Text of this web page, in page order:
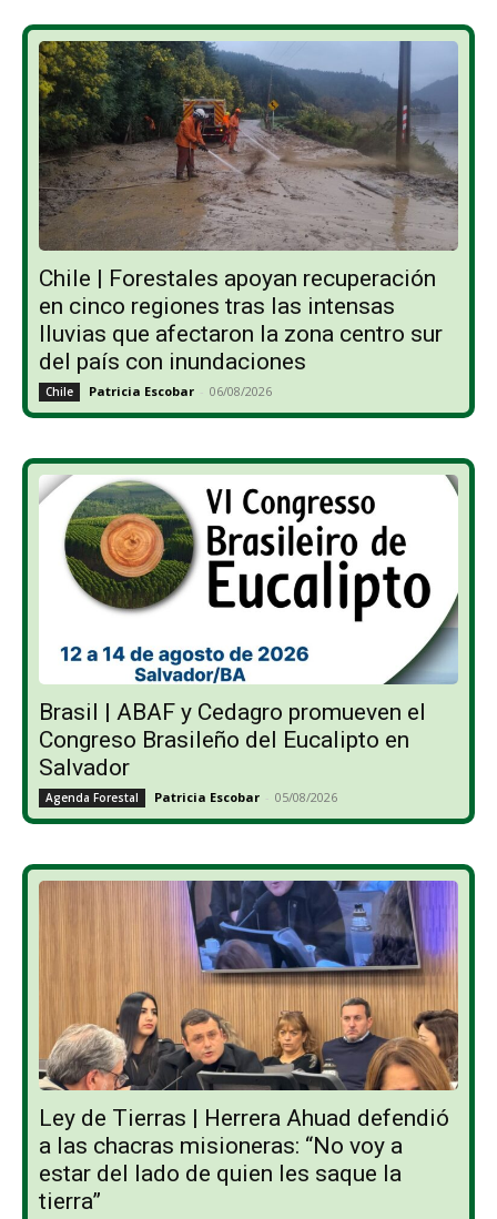
Chile | Forestales apoyan recuperación
en cinco regiones tras las intensas
lluvias que afectaron la zona centro sur
del país con inundaciones
Chile Patricia Escobar - 06/08/2026
Brasil | ABAF y Cedagro promueven el
Congreso Brasileño del Eucalipto en
Salvador
Agenda Forestal Patricia Escobar - 05/08/2026
Ley de Tierras | Herrera Ahuad defendió
a las chacras misioneras: “No voy a
estar del lado de quien les saque la
tierra”